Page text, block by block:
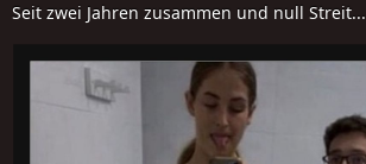
Seit zwei Jahren zusammen und null Streit...